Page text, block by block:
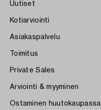
Uutiset
Kotiarviointi
Asiakaspalvelu
Toimitus
Private Sales
Arviointi & myyminen
Ostaminen huutokaupassa